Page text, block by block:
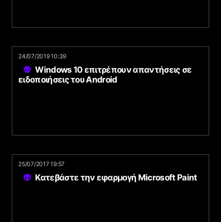
24/07/2019 10:39
Windows 10 επιτρέπουν απαντήσεις σε
ειδοποιήσεις του Android
25/07/2017 19:57
Κατεβάστε την εφαρμογή Microsoft Paint